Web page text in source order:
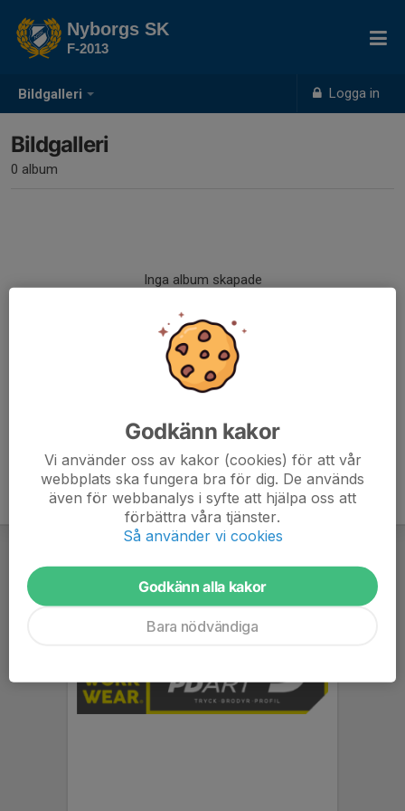
Bildgalleri Logga in
Nyborgs SK
F-2013
Bildgalleri
0 album
Inga album skapade
Godkänn kakor
Vi använder oss av kakor (cookies) för att vår
webbplats ska fungera bra för dig. De används
även för webbanalys i syfte att hjälpa oss att
förbättra våra tjänster.
Så använder vi cookies
Godkänn alla kakor
Bara nödvändiga